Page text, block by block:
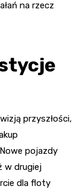
na rzecz
przyszłości,
pojazdy
w drugiej
dla floty